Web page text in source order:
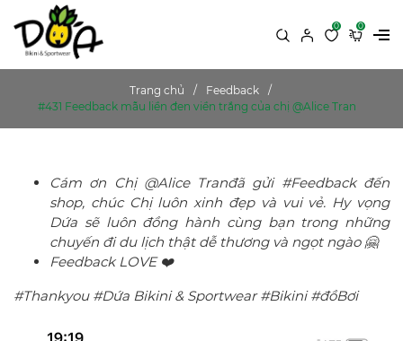
0 0
Trang chủ
Feedback
#431 Feedback mẫu liền đen viền trắng của chị @Alice Tran
Cám ơn Chị @Alice Tranđã gửi #Feedback đến
shop, chúc Chị luôn xinh đẹp và vui vẻ. Hy vọng
Dứa sẽ luôn đồng hành cùng bạn trong những
chuyến đi du lịch thật dễ thương và ngọt ngào 🤗
Feedback LOVE ❤️
#Thankyou #Dứa Bikini & Sportwear #Bikini #đồBơi